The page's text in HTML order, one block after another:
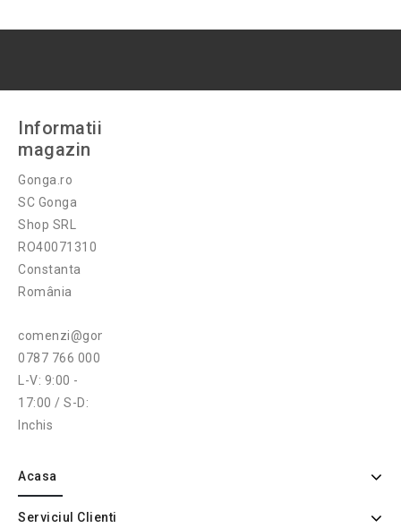
Informatii
magazin
Gonga.ro
SC Gonga
Shop SRL
RO40071310
Constanta
România
comenzi@gonga.ro
0787 766 000
L-V: 9:00 -
17:00 / S-D:
Inchis
Acasa
Serviciul Clienti